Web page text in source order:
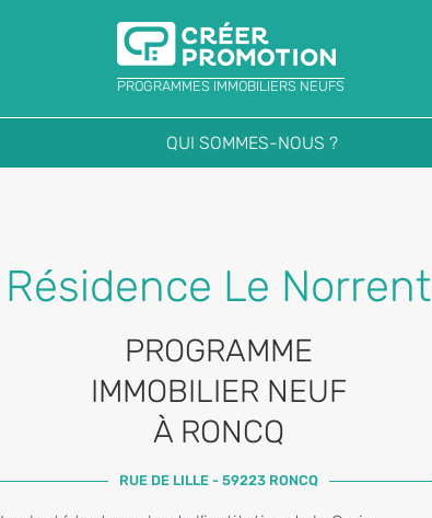
PROGRAMMES IMMOBILIERS NEUFS
QUI SOMMES-NOUS ?
Résidence Le Norrent
PROGRAMME
IMMOBILIER NEUF
À RONCQ
RUE DE LILLE - 59223 RONCQ